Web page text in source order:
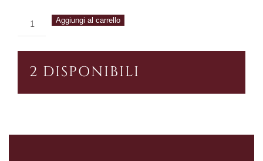
Lupicaia
2016
quantità
Aggiungi al carrello
2 DISPONIBILI